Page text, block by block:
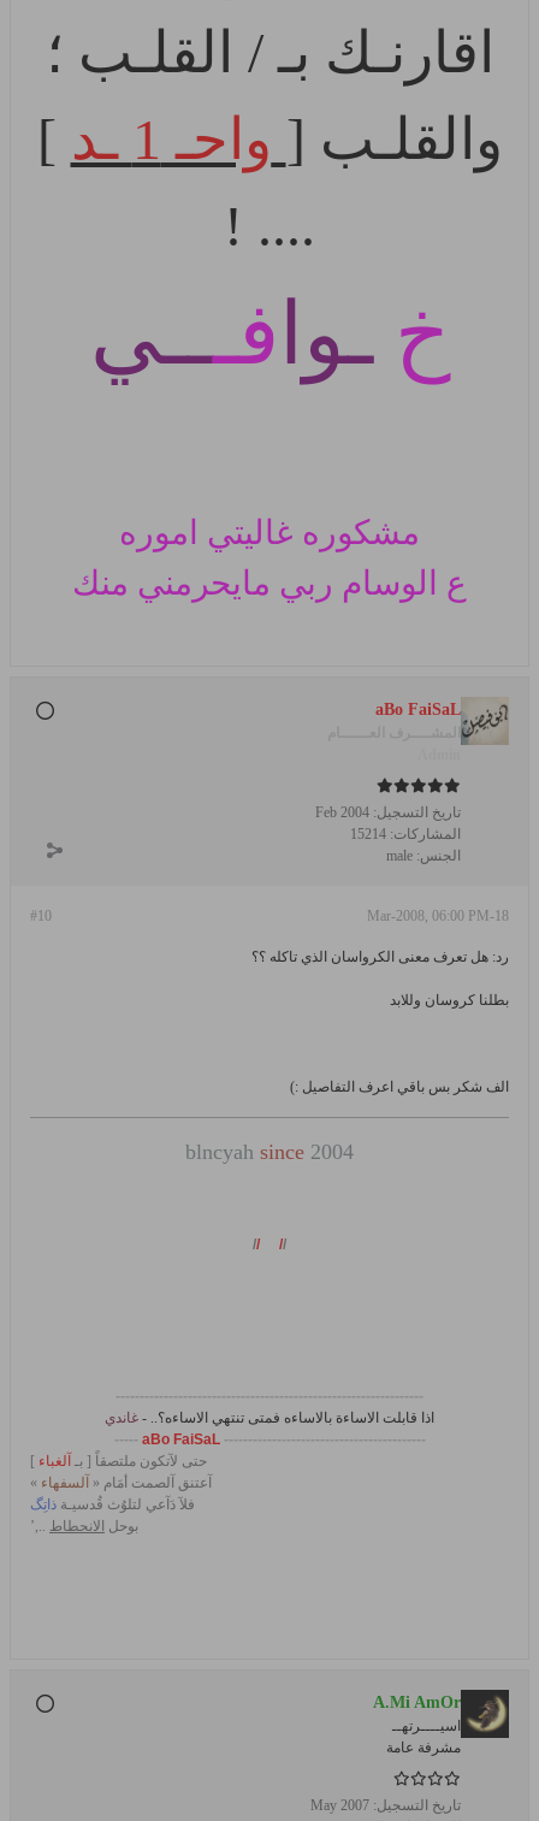
اقارنـك بـ / القلـب ؛
والقلـب [ واحـ 1 ـد
]
.... !
خـوا فـــي
مشكوره غاليتي اموره
ع الوسام ربي مايحرمني منك
aBo FaiSaL
تاريخ التسجيل: Feb 2004
المشاركات: 15214
الجنس: male
#10 18-Mar-2008, 06:00 PM
رد: هل تعرف معنى الكرواسان الذي تاكله ؟؟
بطلنا كروسان وللابد
الف شكر بس باقي اعرف التفاصيل :)
blncyah since 2004
/
/
/
/
----------------------------------------------------------------
اذا قابلت الاساءة بالاساءه فمتى تنتهي الاساءه؟.. - غاندي
------------------------------------------
aBo FaiSaL
-----
حتى لآتكون ملتصقاً [ بـ آلغباء ]
آعتنق آلصمت أمَام « آلسفهاء »
فلآ دَآعي لتلوُث قُدسيـة ذاتِگ
بوحل الانحطاط ..,’
A.Mi AmOr
اسيــــرتهــ
مشرفة عامة
تاريخ التسجيل: May 2007